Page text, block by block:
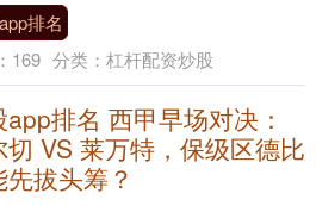
排名
169 分类： 杠杆配资炒股
排名 西甲早场对决：
切 VS 莱万特，保级区德比
拔头筹？